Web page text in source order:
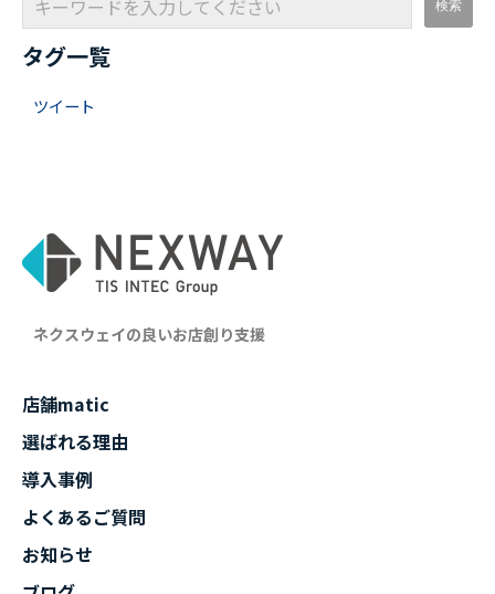
タグ一覧
ツイート
ネクスウェイの良いお店創り支援
店舗matic
選ばれる理由
導入事例
よくあるご質問
お知らせ